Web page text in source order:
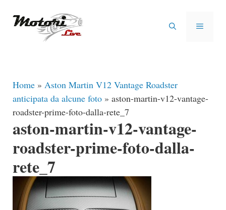
MENU
Home » Aston Martin V12 Vantage Roadster
anticipata da alcune foto » aston-martin-v12-vantage-
roadster-prime-foto-dalla-rete_7
aston-martin-v12-vantage-
roadster-prime-foto-dalla-
rete_7